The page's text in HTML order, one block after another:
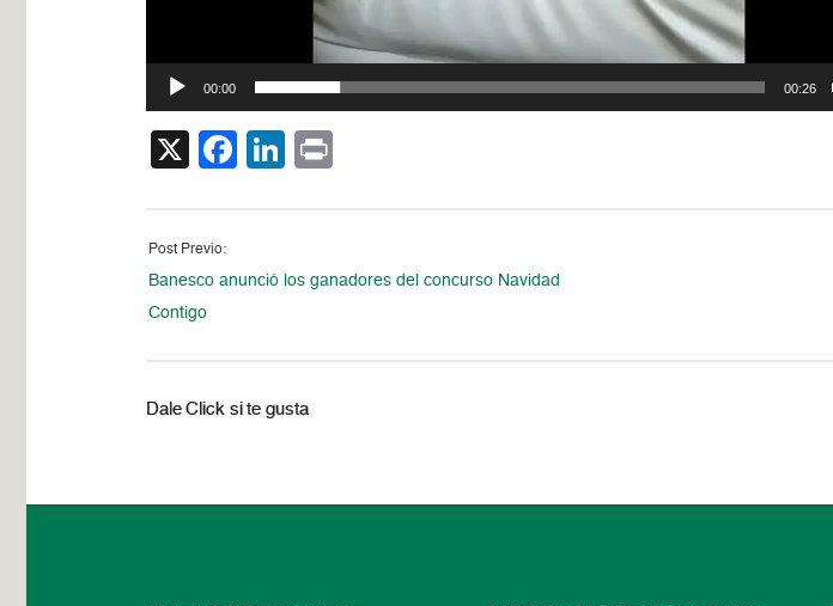
00:00 00:26
X Facebook
LinkedIn
Post Previo:
Banesco anunció los ganadores del concurso Navidad
Contigo
Dale Click si te gusta